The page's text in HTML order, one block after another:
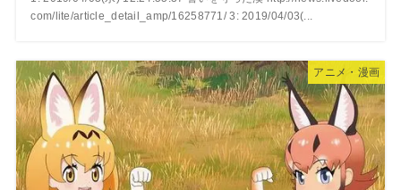
com/lite/article_detail_amp/16258771/ 3: 2019/04/03(...
アニメ・漫画